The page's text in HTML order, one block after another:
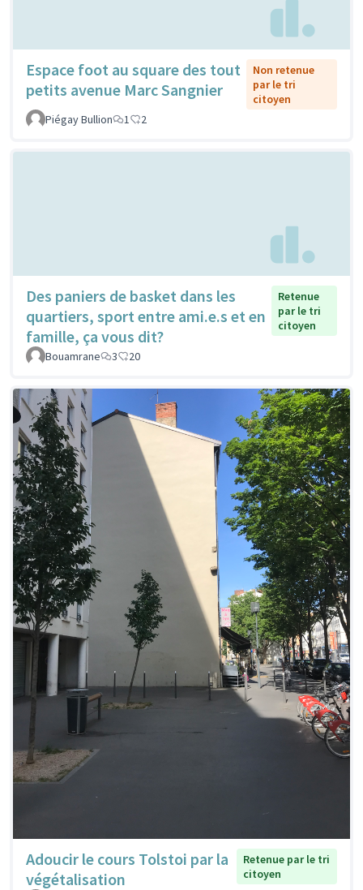
Espace foot au square des tout
petits avenue Marc Sangnier
Non retenue
par le tri
citoyen
Piégay Bullion
1 2
Des paniers de basket dans les
quartiers, sport entre ami.e.s et en
famille, ça vous dit?
Retenue
par le tri
citoyen
Bouamrane 3 20
Adoucir le cours Tolstoi par la
végétalisation
Retenue par le tri
citoyen